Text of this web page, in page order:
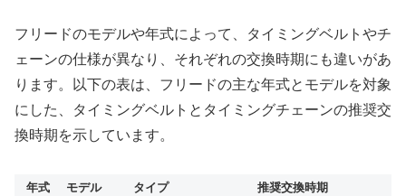
フリードのモデルや年式によって、タイミングベルトやチ
ェーンの仕様が異なり、それぞれの交換時期にも違いがあ
ります。以下の表は、フリードの主な年式とモデルを対象
にした、タイミングベルトとタイミングチェーンの推奨交
換時期を示しています。
年式 モデル タイプ
推奨交換時期